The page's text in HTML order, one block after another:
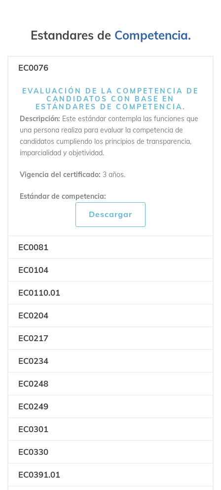
Estandares de Competencia.
EC0076
EVALUACIÓN DE LA COMPETENCIA DE
CANDIDATOS CON BASE EN
ESTÁNDARES DE COMPETENCIA.
Descripción: Este estándar contempla las funciones que
una persona realiza para evaluar la competencia de
candidatos cumpliendo los principios de transparencia,
imparcialidad y objetividad.
Vigencia del certificado: 3 años.
Estándar de competencia:
Descargar
EC0081
EC0104
EC0110.01
EC0204
EC0217
EC0234
EC0248
EC0249
EC0301
EC0330
EC0391.01